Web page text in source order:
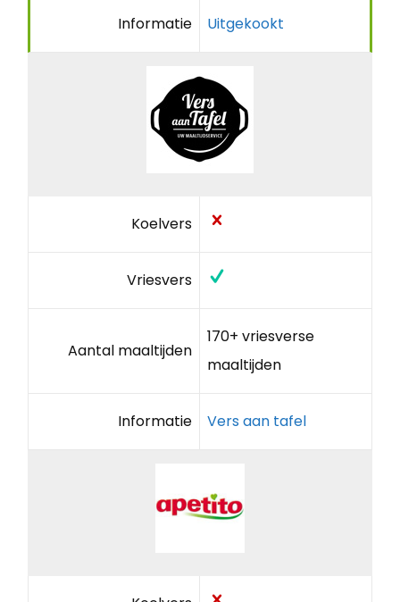
Informatie Uitgekookt
Koelvers
Vriesvers
Aantal maaltijden
170+ vriesverse
maaltijden
Informatie Vers aan tafel